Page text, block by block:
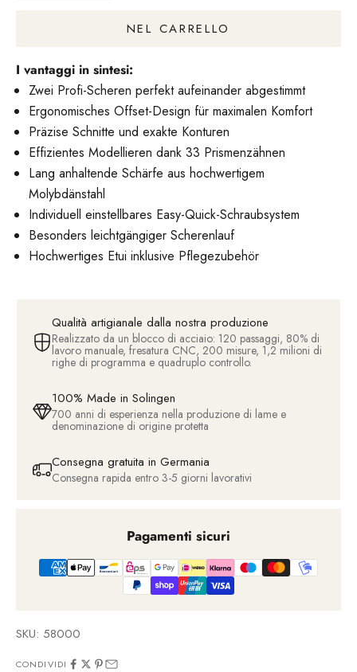
NEL CARRELLO
I vantaggi in sintesi:
Zwei Profi-Scheren perfekt aufeinander abgestimmt
Ergonomisches Offset-Design für maximalen Komfort
Präzise Schnitte und exakte Konturen
Effizientes Modellieren dank 33 Prismenzähnen
Lang anhaltende Schärfe aus hochwertigem
Molybdänstahl
Individuell einstellbares Easy-Quick-Schraubsystem
Besonders leichtgängiger Scherenlauf
Hochwertiges Etui inklusive Pflegezubehör
Qualità artigianale dalla nostra produzione
Realizzato da un blocco di acciaio: 120 passaggi, 80% di
lavoro manuale, fresatura CNC, 200 misure, 1,2 milioni di
righe di programma e quadruplo controllo.
100% Made in Solingen
700 anni di esperienza nella produzione di lame e
denominazione di origine protetta
Consegna gratuita in Germania
Consegna rapida entro 3-5 giorni lavorativi
Pagamenti sicuri
SKU: 58000
CONDIVIDI